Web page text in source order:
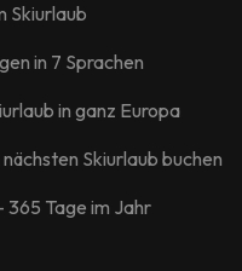
Skiurlaub
in 7 Sprachen
in ganz Europa
Skiurlaub buchen
365 Tage im Jahr